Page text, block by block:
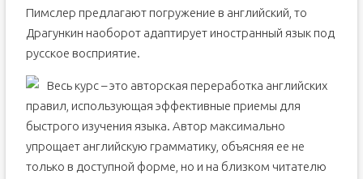
Пимслер предлагают погружение в английский, то
Драгункин наоборот адаптирует иностранный язык под
русское восприятие.
Весь курс – это авторская переработка английских
правил, использующая эффективные приемы для
быстрого изучения языка. Автор максимально
упрощает английскую грамматику, объясняя ее не
только в доступной форме, но и на близком читателю